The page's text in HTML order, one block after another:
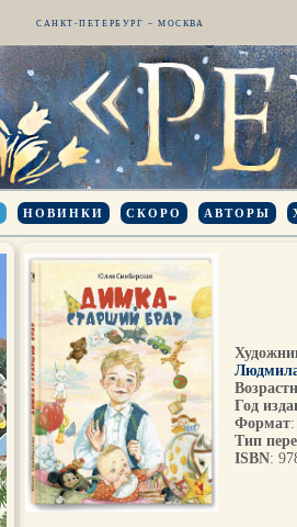
САНКТ-ПЕТЕРБУРГ – МОСКВА
НОВИНКИ СКОРО АВТОРЫ
Год
Формат
Тип
ISBN: